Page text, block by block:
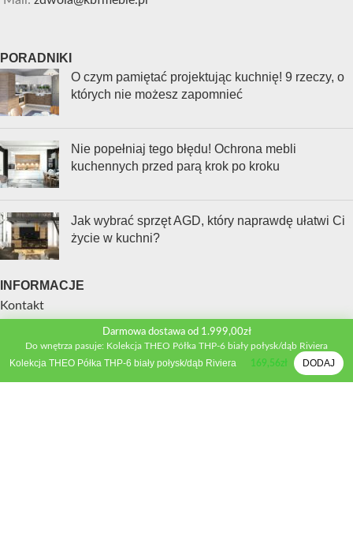
PORADNIKI
O czym pamiętać projektując kuchnię! 9 rzeczy, o
których nie możesz zapomnieć
Nie popełniaj tego błędu! Ochrona mebli
kuchennych przed parą krok po kroku
Jak wybrać sprzęt AGD, który naprawdę ułatwi Ci
życie w kuchni?
INFORMACJE
Kontakt
Polityka prywatności
Regulamin sklepu
Metody płatności
Zwroty i wymiana
Darmowa dostawa od 1.999,00zł
Do wnętrza pasuje: Kolekcja THEO Półka THP-6 biały połysk/dąb Riviera
Kolekcja THEO Półka THP-6 biały połysk/dąb Riviera 169,56zł DODAJ